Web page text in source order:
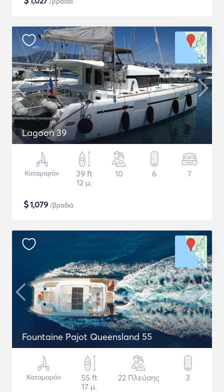
Lagoon 39
Καταμαράν
39 ft
12 μ.
10 6 7
$1,079 /βραδιά
Fountaine Pajot Queensland 55
Καταμαράν
55 ft
17 μ.
22 Πλεύσης 3